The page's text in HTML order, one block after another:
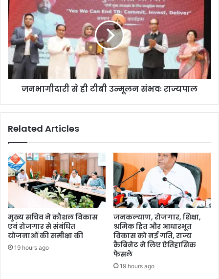
जनभागीदारी से ही टीबी उन्मूलन संभवः राज्यपाल
Related Articles
मुख्य सचिव ने कौशल विकास
एवं रोजगार से संबंधित
योजनाओं की समीक्षा की
19 hours ago
जनकल्याण, रोजगार, शिक्षा,
श्रमिक हित और आधारभूत
विकास को नई गति, राज्य
कैबिनेट ने लिए ऐतिहासिक
फैसले
19 hours ago